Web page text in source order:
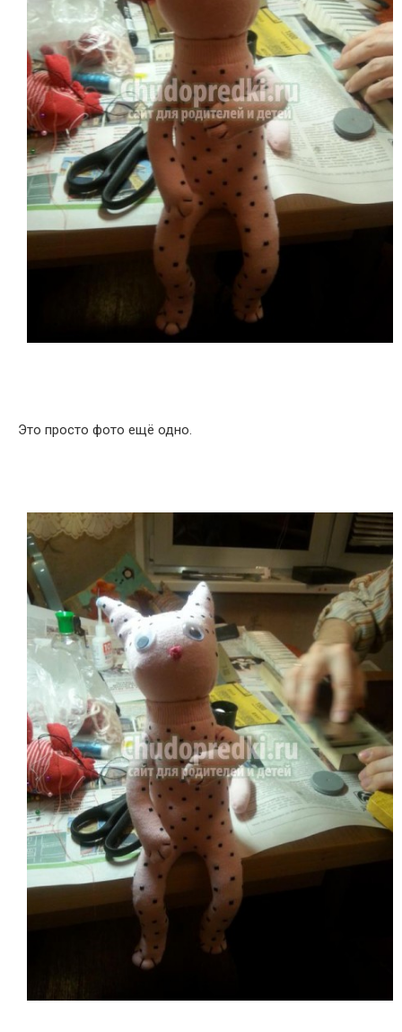
Это просто фото ещё одно.